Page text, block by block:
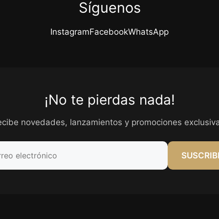
Síguenos
InstagramFacebookWhatsApp
¡No te pierdas nada!
novedades, lanzamientos y promociones